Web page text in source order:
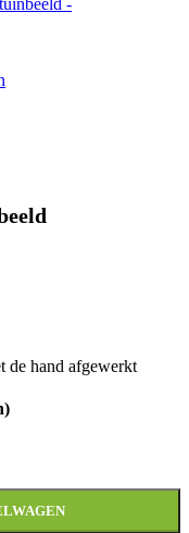
de hand afgewerkt